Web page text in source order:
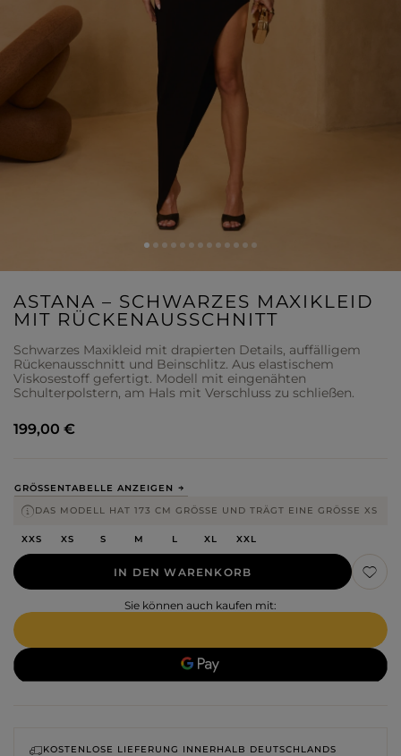
ASTANA – SCHWARZES MAXIKLEID
MIT RÜCKENAUSSCHNITT
Schwarzes Maxikleid mit drapierten Details, auffälligem
Rückenausschnitt und Beinschlitz. Aus elastischem
Viskosestoff gefertigt. Modell mit eingenähten
Schulterpolstern, am Hals mit Verschluss zu schließen.
GRÖSSENTABELLE ANZEIGEN
DAS MODELL HAT 173 CM GRÖSSE UND TRÄGT EINE GRÖSSE XS
XXS XS S M L XL XXL
IN DEN WARENKORB
Sie können auch kaufen mit:
199,00 €
KOSTENLOSE LIEFERUNG INNERHALB DEUTSCHLANDS